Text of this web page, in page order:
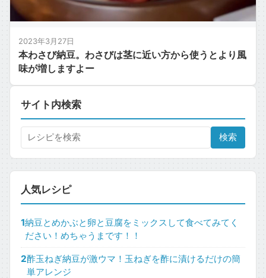
2023年3月27日
本わさび納豆。わさびは茎に近い方から使うとより風
味が増しますよー
サイト内検索
検索
人気レシピ
1納豆とめかぶと卵と豆腐をミックスして食べてみてく
ださい！めちゃうまです！！
2酢玉ねぎ納豆が激ウマ！玉ねぎを酢に漬けるだけの簡
単アレンジ